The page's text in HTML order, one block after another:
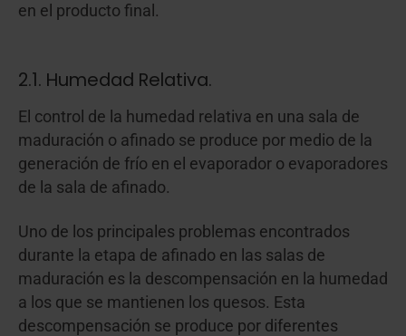
en el producto final.
2.1. Humedad Relativa.
El control de la humedad relativa en una sala de
maduración o afinado se produce por medio de la
generación de frío en el evaporador o evaporadores
de la sala de afinado.
Uno de los principales problemas encontrados
durante la etapa de afinado en las salas de
maduración es la descompensación en la humedad
a los que se mantienen los quesos. Esta
descompensación se produce por diferentes